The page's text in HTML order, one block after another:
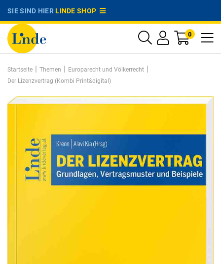
SIE SIND HIERLINDE SHOP
0
Startseite | Themen | Europarecht und Völkerrecht |
Der Lizenzvertrag (Kombi Print&digital)